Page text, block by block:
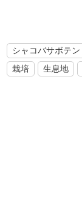
シャコバサボテン
栽培
生息地